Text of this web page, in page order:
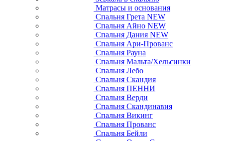
Матрасы и основания
Спальня Грета NEW
Спальня Айно NEW
Спальня Дания NEW
Спальня Ари-Прованс
Спальня Рауна
Спальня Мальта/Хельсинки
Спальня Лебо
Спальня Скандия
Спальня ПЕННИ
Спальня Верди
Спальня Скандинавия
Спальня Викинг
Спальня Прованс
Спальня Бейли